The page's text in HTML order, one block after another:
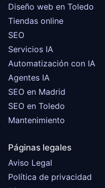
Diseño web en Toledo
Tiendas online
SEO
Servicios IA
Automatización con IA
Agentes IA
SEO en Madrid
SEO en Toledo
Mantenimiento
Páginas legales
Aviso Legal
Política de privacidad